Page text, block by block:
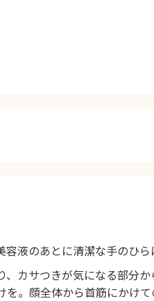
液のあとに清潔な手のひら
カサつきが気になる部分か
。顔全体から首筋にかけて